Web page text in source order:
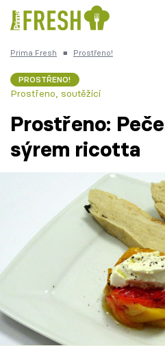
Česká kuchyně
Recepty
Články
TV Program
Škola vaření
Prima Fresh ■ Prostřeno!
PROSTŘENO!
Prostřeno, soutěžící
Prostřeno:
sýrem ricotta